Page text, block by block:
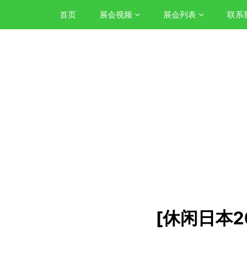
首页 展会视频 展会列表 联系
[休闲日本